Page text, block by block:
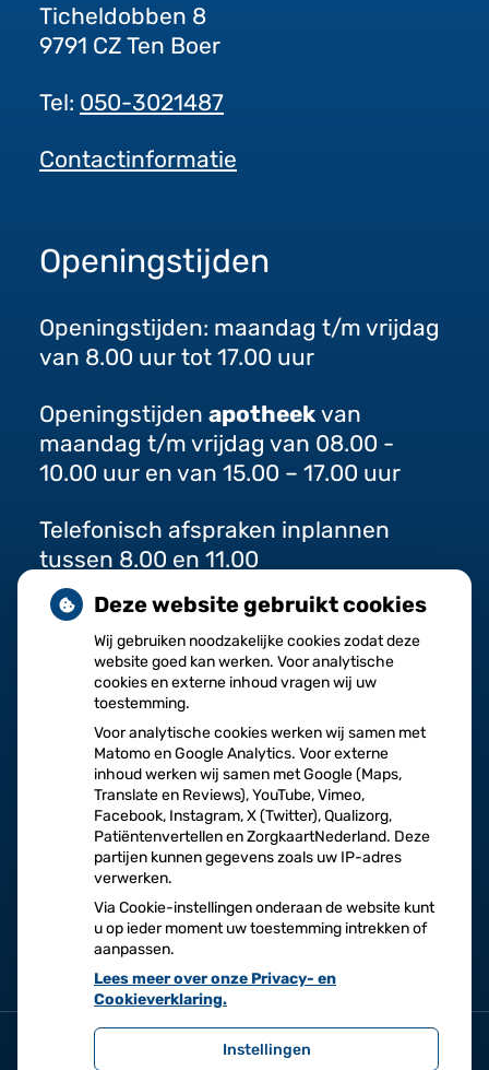
Ticheldobben 8
9791 CZ Ten Boer
Tel: 050-3021487
Contactinformatie
Openingstijden
Openingstijden: maandag t/m vrijdag
van 8.00 uur tot 17.00 uur
Openingstijden apotheek van
maandag t/m vrijdag van 08.00 -
10.00 uur en van 15.00 – 17.00 uur
Telefonisch afspraken inplannen
tussen 8.00 en 11.00
Herhaalrecepten
aanvragen
Vragen
stellen
Afspraken
maken
Dossier
bekijken
Deze website gebruikt cookies
Wij gebruiken noodzakelijke cookies zodat deze
website goed kan werken. Voor analytische
cookies en externe inhoud vragen wij uw
toestemming.
Voor analytische cookies werken wij samen met
Matomo en Google Analytics. Voor externe
inhoud werken wij samen met Google (Maps,
Translate en Reviews), YouTube, Vimeo,
Facebook, Instagram, X (Twitter), Qualizorg,
Patiëntenvertellen en ZorgkaartNederland. Deze
partijen kunnen gegevens zoals uw IP-adres
verwerken.
Via Cookie-instellingen onderaan de website kunt
u op ieder moment uw toestemming intrekken of
aanpassen.
Lees meer over onze Privacy- en
Cookieverklaring.
Instellingen